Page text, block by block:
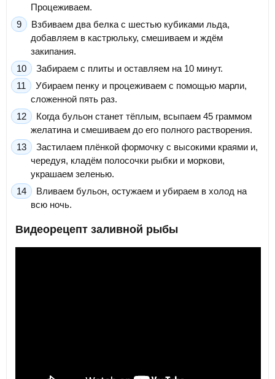
Процеживаем.
Взбиваем два белка с шестью кубиками льда,
добавляем в кастрюльку, смешиваем и ждём
закипания.
Забираем с плиты и оставляем на 10 минут.
Убираем пенку и процеживаем с помощью марли,
сложенной пять раз.
Когда бульон станет тёплым, всыпаем 45 граммом
желатина и смешиваем до его полного растворения.
Застилаем плёнкой формочку с высокими краями и,
чередуя, кладём полосочки рыбки и моркови,
украшаем зеленью.
Вливаем бульон, остужаем и убираем в холод на
всю ночь.
Видеорецепт заливной рыбы